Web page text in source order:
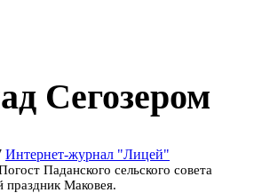
Сегозером
Интернет-журнал "Лицей"
Паданского сельского совета
праздник Маковея.